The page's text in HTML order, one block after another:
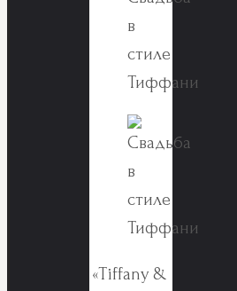
«Tiffany &